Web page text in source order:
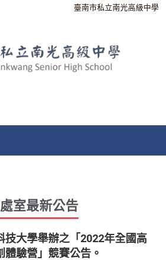
臺南市私立南光高級中學
室最新公告
技大學舉辦之「2022年全國高
驗營」競賽公告。